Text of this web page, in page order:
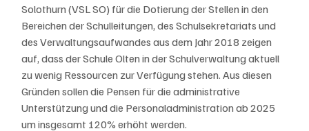
Solothurn (VSL SO) für die Dotierung der Stellen in den
Bereichen der Schulleitungen, des Schulsekretariats und
des Verwaltungsaufwandes aus dem Jahr 2018 zeigen
auf, dass der Schule Olten in der Schulverwaltung aktuell
zu wenig Ressourcen zur Verfügung stehen. Aus diesen
Gründen sollen die Pensen für die administrative
Unterstützung und die Personaladministration ab 2025
um insgesamt 120% erhöht werden.